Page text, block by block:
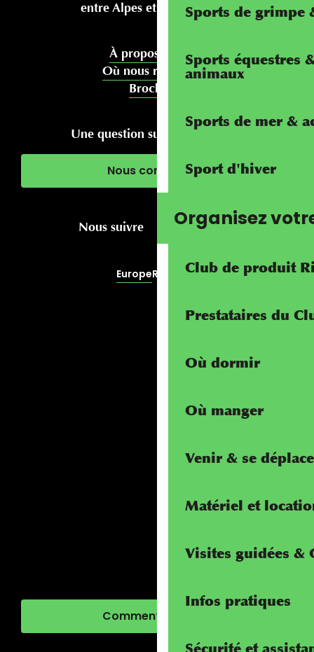
Sports de grimpe
Sports équestres
animaux
Sports de mer &
Sport d'hiver
Organisez
Club de produit
Prestataires du
Où dormir
Où manger
Venir & se
Matériel et
Visites guidées &
Infos pratiques
Sécurité et
entre Alpes et Méditerranée
À propos de nous
Où nous rencontrer
Brochures
Une question sur votre séjour ?
Nous contacter
Nous suivre
EuropeRivierALP
Comment venir ?